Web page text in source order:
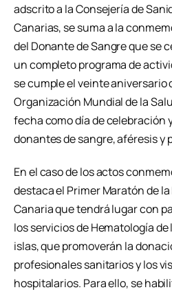
adscrito a la Consejería de
Canarias, se suma a la
del Donante de Sangre que se
un completo programa de
se cumple el veinte aniversario
Organización Mundial de la
fecha como día de celebración
donantes de sangre, aféresis y
En el caso de los actos
destaca el Primer Maratón de
Canaria que tendrá lugar con
los servicios de Hematología
islas, que promoverán la
profesionales sanitarios y los
hospitalarios. Para ello, se